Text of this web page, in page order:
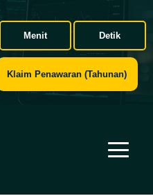
Menit Detik
Klaim Penawaran (Tahunan)